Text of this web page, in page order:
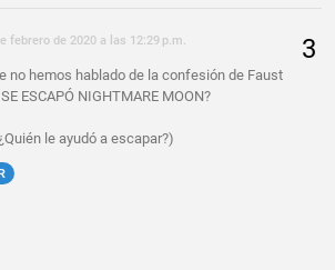
febrero de 2020 a las 12:29 p.m.
no hemos hablado de la confesión de Faust
ESCAPÓ NIGHTMARE MOON?
le ayudó a escapar?)